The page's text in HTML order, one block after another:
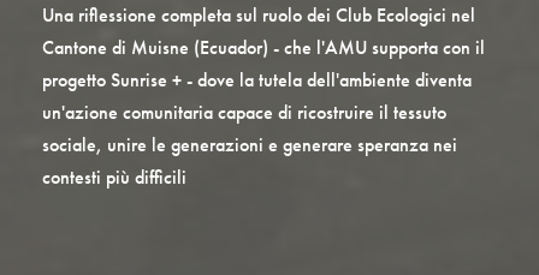
Una riflessione completa sul ruolo dei Club Ecologici nel
Cantone di Muisne (Ecuador) - che l'AMU supporta con il
progetto Sunrise + - dove la tutela dell'ambiente diventa
un'azione comunitaria capace di ricostruire il tessuto
sociale, unire le generazioni e generare speranza nei
contesti più difficili